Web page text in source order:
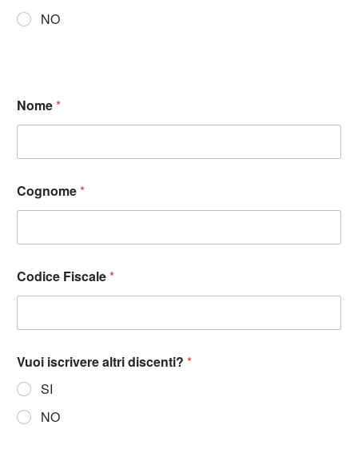
NO
Nome*
Cognome*
Codice Fiscale*
Vuoi iscrivere altri discenti? *
SI
NO